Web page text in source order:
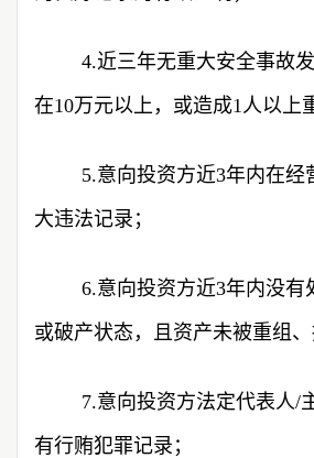
4.近三年无重大安全事故
在10万元以上，或造成1人以上
5.意向投资方近3年内在经
大违法记录；
6.意向投资方近3年内没有
或破产状态，且资产未被重组、
7.意向投资方法定代表人/
有行贿犯罪记录；